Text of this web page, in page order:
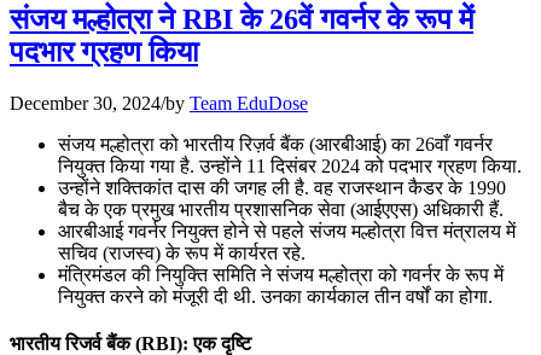
📝 डेली करेंट अफेयर्स: 22-24 जुलाई 2026
📝 डेली करेंट अफेयर्स: 19-21 जुलाई 2026
July 19, 2026
📝 डेली करेंट अफेयर्स: 16-18 जुलाई 2026
July 16, 2026
📝 डेली करेंट अफेयर्स: 13-15 जुलाई 2026
संजय मल्होत्रा ने RBI के 26वें गवर्नर के रूप में
पदभार ग्रहण किया
December 30, 2024/by Team EduDose
संजय मल्होत्रा को भारतीय रिज़र्व बैंक (आरबीआई) का 26वाँ गवर्नर
नियुक्त किया गया है. उन्होंने 11 दिसंबर 2024 को पदभार ग्रहण किया.
उन्होंने शक्तिकांत दास की जगह ली है. वह राजस्थान कैडर के 1990
बैच के एक प्रमुख भारतीय प्रशासनिक सेवा (आईएएस) अधिकारी हैं.
आरबीआई गवर्नर नियुक्त होने से पहले संजय मल्होत्रा वित्त मंत्रालय में
सचिव (राजस्व) के रूप में कार्यरत रहे.
मंत्रिमंडल की नियुक्ति समिति ने संजय मल्होत्रा को गवर्नर के रूप में
नियुक्त करने को मंजूरी दी थी. उनका कार्यकाल तीन वर्षों का होगा.
भारतीय रिजर्व बैंक (RBI): एक दृष्टि